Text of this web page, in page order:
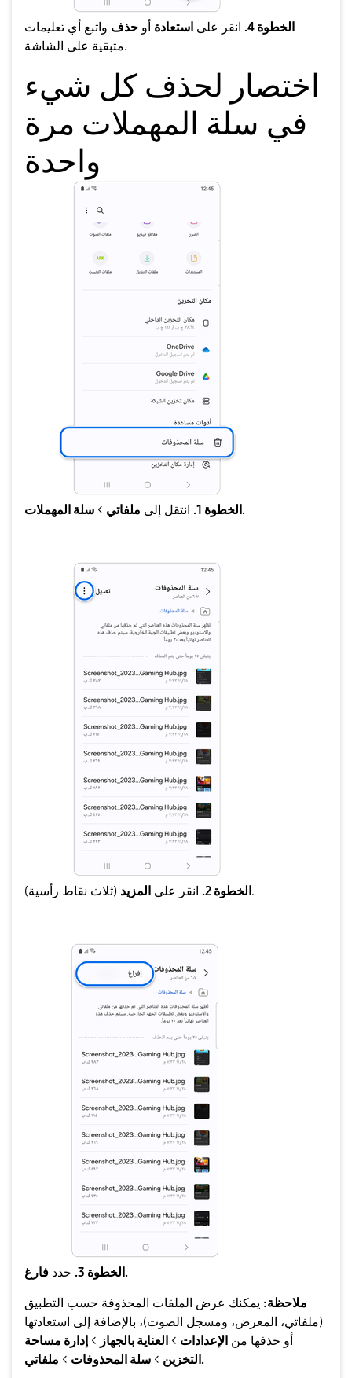
الخطوة 4. انقر على استعادة أو حذف واتبع أي تعليمات
متبقية على الشاشة.
اختصار لحذف كل شيء
في سلة المهملات مرة
واحدة
الخطوة 1. انتقل إلى ملفاتي > سلة المهملات.
الخطوة 2. انقر على المزيد (ثلاث نقاط رأسية).
الخطوة 3. حدد فارغ.
ملاحظة: يمكنك عرض الملفات المحذوفة حسب التطبيق
(ملفاتي، المعرض، ومسجل الصوت)، بالإضافة إلى استعادتها
أو حذفها من الإعدادات > العناية بالجهاز > إدارة مساحة
التخزين > سلة المحذوفات > ملفاتي.